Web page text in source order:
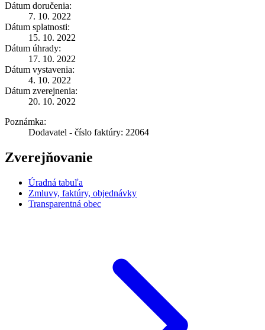
Dátum doručenia:
7. 10. 2022
Dátum splatnosti:
15. 10. 2022
Dátum úhrady:
17. 10. 2022
Dátum vystavenia:
4. 10. 2022
Dátum zverejnenia:
20. 10. 2022
Poznámka:
Dodavatel - číslo faktúry: 22064
Zverejňovanie
Úradná tabuľa
Zmluvy, faktúry, objednávky
Transparentná obec